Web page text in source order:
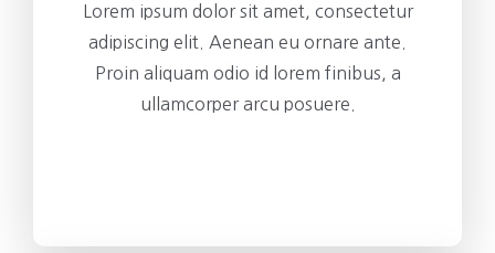
Lorem ipsum dolor sit amet, consectetur
adipiscing elit. Aenean eu ornare ante.
Proin aliquam odio id lorem finibus, a
ullamcorper arcu posuere.